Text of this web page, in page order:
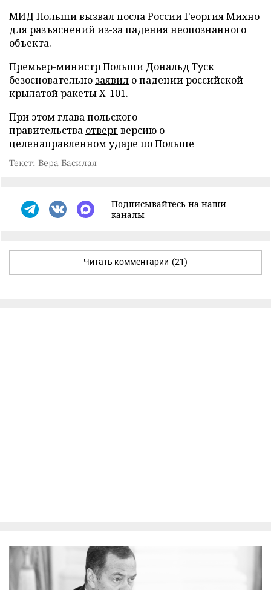
МИД Польшивызвалпосла России Георгия Михно
для разъяснений из-за падения неопознанного
объекта.
Премьер-министр Польши Дональд Туск
безосновательно заявил о падении российской
крылатой ракеты Х-101.
При этом глава польского
правительства отверг версию о
целенаправленном ударе по Польше
Текст: Вера Басилая
Подписывайтесь на наши
каналы
Читать комментарии (21)